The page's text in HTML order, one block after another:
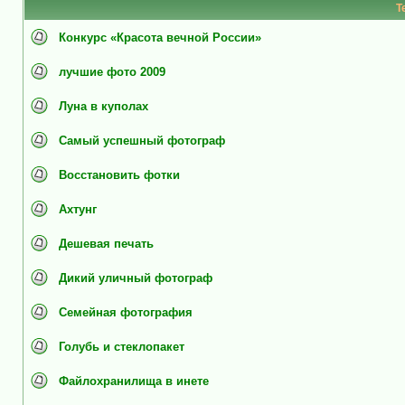
Конкурс «Красота вечной России»
лучшие фото 2009
Луна в куполах
Самый успешный фотограф
Восстановить фотки
Ахтунг
Дешевая печать
Дикий уличный фотограф
Семейная фотография
Голубь и стеклопакет
Файлохранилища в инете